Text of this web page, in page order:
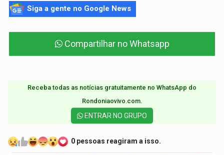
Siga a gente no Google News
Compartilhar no Whatsapp
Receba todas as notícias gratuitamente no WhatsApp do
Rondoniaovivo.com.​
ENTRAR NO GRUPO
0 pessoas reagiram a isso.